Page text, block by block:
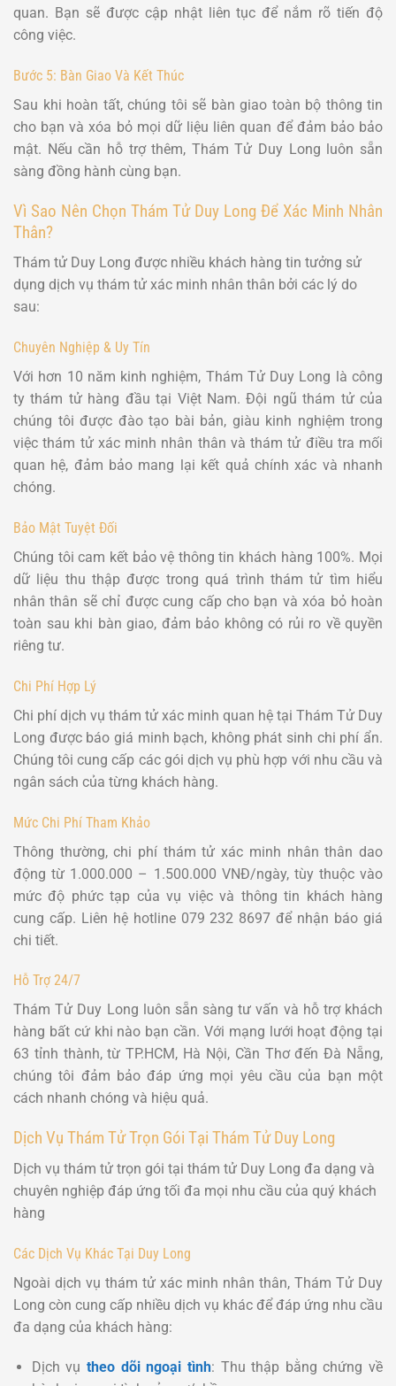
quan. Bạn sẽ được cập nhật liên tục để nắm rõ tiến độ
công việc.
Bước 5: Bàn Giao Và Kết Thúc
Sau khi hoàn tất, chúng tôi sẽ bàn giao toàn bộ thông tin
cho bạn và xóa bỏ mọi dữ liệu liên quan để đảm bảo bảo
mật. Nếu cần hỗ trợ thêm, Thám Tử Duy Long luôn sẵn
sàng đồng hành cùng bạn.
Vì Sao Nên Chọn Thám Tử Duy Long Để Xác Minh Nhân
Thân?
Thám tử Duy Long được nhiều khách hàng tin tưởng sử
dụng dịch vụ thám tử xác minh nhân thân bởi các lý do
sau:
Chuyên Nghiệp & Uy Tín
Với hơn 10 năm kinh nghiệm, Thám Tử Duy Long là công
ty thám tử hàng đầu tại Việt Nam. Đội ngũ thám tử của
chúng tôi được đào tạo bài bản, giàu kinh nghiệm trong
việc thám tử xác minh nhân thân và thám tử điều tra mối
quan hệ, đảm bảo mang lại kết quả chính xác và nhanh
chóng.
Bảo Mật Tuyệt Đối
Chúng tôi cam kết bảo vệ thông tin khách hàng 100%. Mọi
dữ liệu thu thập được trong quá trình thám tử tìm hiểu
nhân thân sẽ chỉ được cung cấp cho bạn và xóa bỏ hoàn
toàn sau khi bàn giao, đảm bảo không có rủi ro về quyền
riêng tư.
Chi Phí Hợp Lý
Chi phí dịch vụ thám tử xác minh quan hệ tại Thám Tử Duy
Long được báo giá minh bạch, không phát sinh chi phí ẩn.
Chúng tôi cung cấp các gói dịch vụ phù hợp với nhu cầu và
ngân sách của từng khách hàng.
Mức Chi Phí Tham Khảo
Thông thường, chi phí thám tử xác minh nhân thân dao
động từ 1.000.000 – 1.500.000 VNĐ/ngày, tùy thuộc vào
mức độ phức tạp của vụ việc và thông tin khách hàng
cung cấp. Liên hệ hotline 079 232 8697 để nhận báo giá
chi tiết.
Hỗ Trợ 24/7
Thám Tử Duy Long luôn sẵn sàng tư vấn và hỗ trợ khách
hàng bất cứ khi nào bạn cần. Với mạng lưới hoạt động tại
63 tỉnh thành, từ TP.HCM, Hà Nội, Cần Thơ đến Đà Nẵng,
chúng tôi đảm bảo đáp ứng mọi yêu cầu của bạn một
cách nhanh chóng và hiệu quả.
Dịch Vụ Thám Tử Trọn Gói Tại Thám Tử Duy Long
Dịch vụ thám tử trọn gói tại thám tử Duy Long đa dạng và
chuyên nghiệp đáp ứng tối đa mọi nhu cầu của quý khách
hàng
Các Dịch Vụ Khác Tại Duy Long
Ngoài dịch vụ thám tử xác minh nhân thân, Thám Tử Duy
Long còn cung cấp nhiều dịch vụ khác để đáp ứng nhu cầu
đa dạng của khách hàng:
Dịch vụtheo dõi ngoại tình: Thu thập bằng chứng về